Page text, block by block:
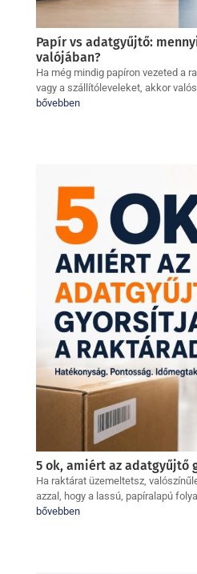
Papír vs adatgyűjtő:
valójában?
Ha még mindig papíron vezeted a
vagy a szállítóleveleket, akkor
bővebben
5 ok, amiért az adatgyűjtő
Ha raktárat üzemeltetsz,
azzal, hogy a lassú, papíralapú
bővebben